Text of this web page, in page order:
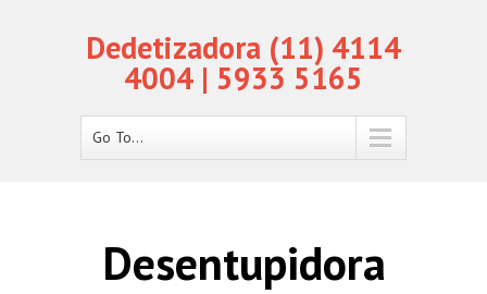
Dedetizadora (11) 4114
4004 | 5933 5165
Go To...
Desentupidora